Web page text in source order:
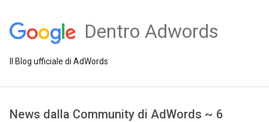
Dentro Adwords
Il Blog ufficiale di AdWords
News dalla Community di AdWords ~ 6